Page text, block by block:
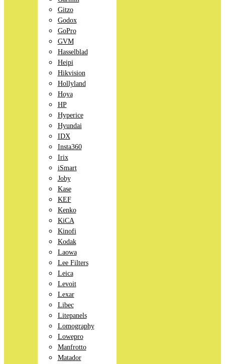
Gitzo
Godox
GoPro
GVM
Hasselblad
Heipi
Hikvision
Hollyland
Hoya
HP
Hyperice
Hyundai
IDX
Insta360
Irix
iSmart
Joby
Kase
KEF
Kenko
KiCA
Kinofi
Kodak
Laowa
Lee Filters
Leica
Levoit
Lexar
Libec
Litepanels
Lomography
Lowepro
Manfrotto
Matador